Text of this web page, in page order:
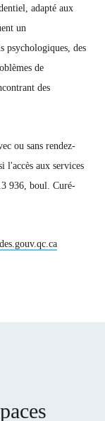
adapté aux
un
psychologiques, des
de
des
ou sans rendez-
l'accès aux services
936, boul. Curé-